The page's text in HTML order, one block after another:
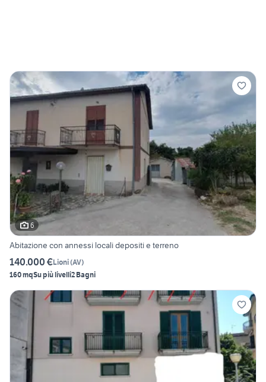
6
Abitazione con annessi locali depositi e terreno
140.000 €Lioni(AV)
160 mqSu più livelli2 Bagni